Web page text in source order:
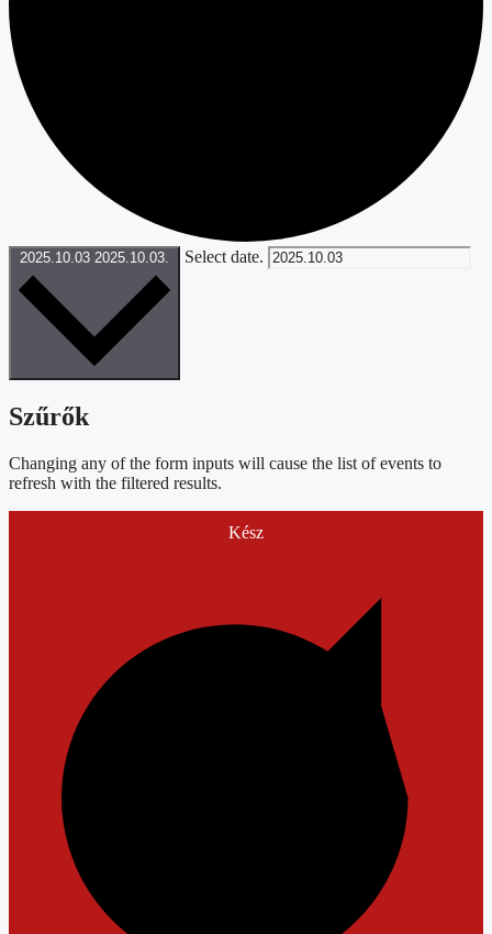
2025.10.03 2025.10.03. Select date.
Szűrők
Changing any of the form inputs will cause the list of events to
refresh with the filtered results.
Kész